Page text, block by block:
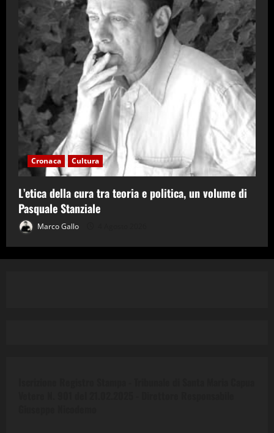
Cronaca Cultura
L’etica della cura tra teoria e politica, un volume di
Pasquale Stanziale
Marco Gallo